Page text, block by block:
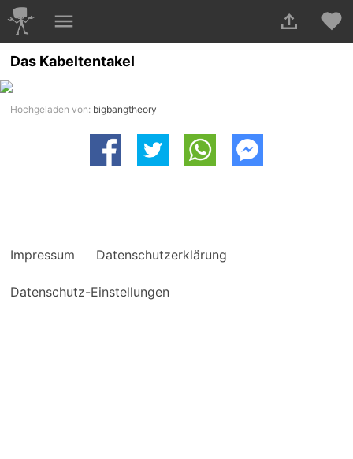
Das Kabeltentakel
Hochgeladen von: bigbangtheory
Impressum Datenschutzerklärung
Datenschutz-Einstellungen